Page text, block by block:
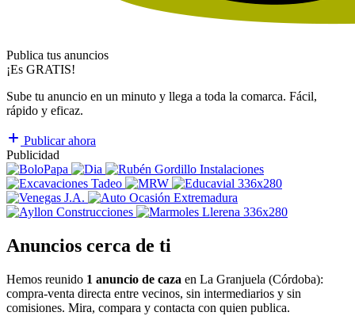
Publica tus anuncios
¡Es GRATIS!
Sube tu anuncio en un minuto y llega a toda la comarca. Fácil,
rápido y eficaz.
Publicar ahora
Publicidad
Anuncios cerca de ti
Hemos reunido 1 anuncio de caza en La Granjuela (Córdoba):
compra-venta directa entre vecinos, sin intermediarios y sin
comisiones. Mira, compara y contacta con quien publica.